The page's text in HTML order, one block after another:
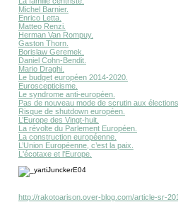
Michel Barnier.
Enrico Letta.
Matteo Renzi.
Herman Van Rompuy.
Gaston Thorn.
Borislaw Geremek.
Daniel Cohn-Bendit.
Mario Draghi.
Le budget européen 2014-2020.
Euroscepticisme.
Le syndrome anti-européen.
Pas de nouveau mode de scrutin aux
Risque de shutdown européen.
L’Europe des Vingt-huit.
La révolte du Parlement Européen.
La construction européenne.
L’Union Européenne, c’est la paix.
L'écotaxe et l'Europe.
http://rakotoarison.over-blog.com/article-sr-